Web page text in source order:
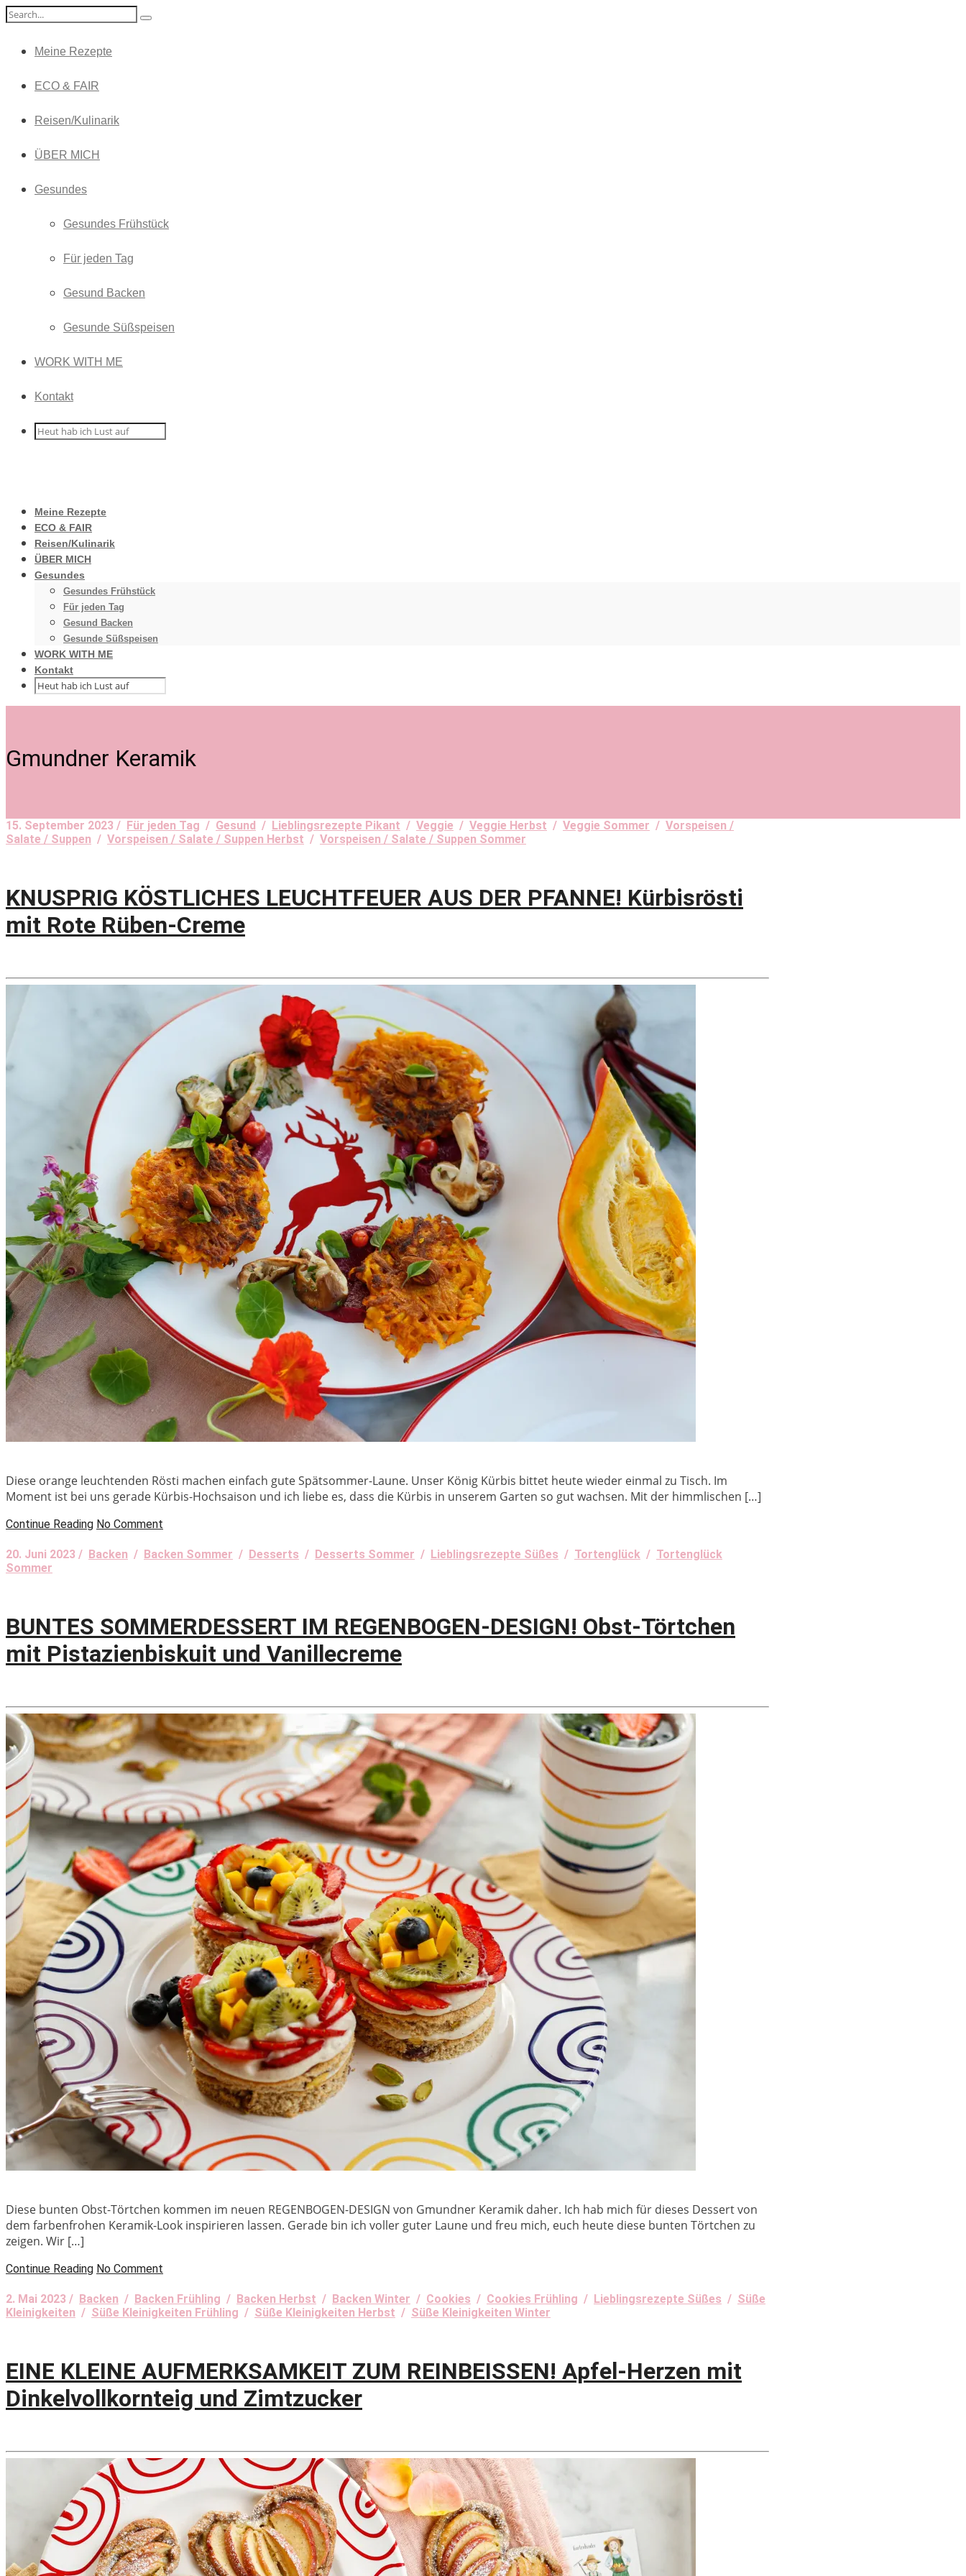
Meine Rezepte
ECO & FAIR
Reisen/Kulinarik
ÜBER MICH
Gesundes
Gesundes Frühstück
Für jeden Tag
Gesund Backen
Gesunde Süßspeisen
WORK WITH ME
Kontakt
Meine Rezepte
ECO & FAIR
Reisen/Kulinarik
ÜBER MICH
Gesundes
Gesundes Frühstück
Für jeden Tag
Gesund Backen
Gesunde Süßspeisen
WORK WITH ME
Kontakt
Gmundner Keramik
15. September 2023 / Für jeden Tag / Gesund / Lieblingsrezepte Pikant / Veggie / Veggie Herbst / Veggie Sommer / Vorspeisen /
Salate / Suppen / Vorspeisen / Salate / Suppen Herbst / Vorspeisen / Salate / Suppen Sommer
KNUSPRIG KÖSTLICHES LEUCHTFEUER AUS DER PFANNE! Kürbisrösti
mit Rote Rüben-Creme
Diese orange leuchtenden Rösti machen einfach gute Spätsommer-Laune. Unser König Kürbis bittet heute wieder einmal zu Tisch. Im
Moment ist bei uns gerade Kürbis-Hochsaison und ich liebe es, dass die Kürbis in unserem Garten so gut wachsen. Mit der himmlischen […]
Continue Reading No Comment
20. Juni 2023 / Backen / Backen Sommer / Desserts / Desserts Sommer / Lieblingsrezepte Süßes / Tortenglück / Tortenglück
Sommer
BUNTES SOMMERDESSERT IM REGENBOGEN-DESIGN! Obst-Törtchen
mit Pistazienbiskuit und Vanillecreme
Diese bunten Obst-Törtchen kommen im neuen REGENBOGEN-DESIGN von Gmundner Keramik daher. Ich hab mich für dieses Dessert von
dem farbenfrohen Keramik-Look inspirieren lassen. Gerade bin ich voller guter Laune und freu mich, euch heute diese bunten Törtchen zu
zeigen. Wir […]
Continue Reading No Comment
2. Mai 2023 / Backen / Backen Frühling / Backen Herbst / Backen Winter / Cookies / Cookies Frühling / Lieblingsrezepte Süßes / Süße
Kleinigkeiten / Süße Kleinigkeiten Frühling / Süße Kleinigkeiten Herbst / Süße Kleinigkeiten Winter
EINE KLEINE AUFMERKSAMKEIT ZUM REINBEISSEN! Apfel-Herzen mit
Dinkelvollkornteig und Zimtzucker